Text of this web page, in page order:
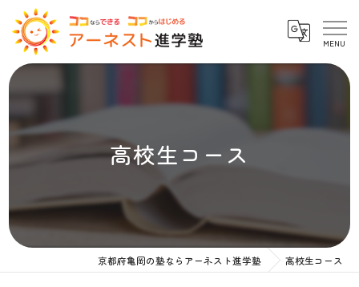
高校生コース
京都府亀岡の塾ならアーネスト進学塾 高校生コース